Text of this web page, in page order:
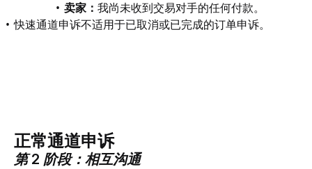
卖家： 我尚未收到交易对手的任何付款。
快速通道申诉不适用于已取消或已完成的订单申诉。
正常通道申诉
第 2 阶段：相互沟通